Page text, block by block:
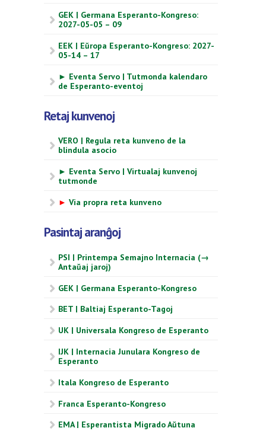
GEK | Germana Esperanto-Kongreso:
2027-05-05 – 09
EEK | Eŭropa Esperanto-Kongreso: 2027-
05-14 – 17
► Eventa Servo | Tutmonda kalendaro
de Esperanto-eventoj
Retaj kunvenoj
VERO | Regula reta kunveno de la
blindula asocio
► Eventa Servo | Virtualaj kunvenoj
tutmonde
► Via propra reta kunveno
Pasintaj aranĝoj
PSI | Printempa Semajno Internacia (→
Antaŭaj jaroj)
GEK | Germana Esperanto-Kongreso
BET | Baltiaj Esperanto-Tagoj
UK | Universala Kongreso de Esperanto
IJK | Internacia Junulara Kongreso de
Esperanto
Itala Kongreso de Esperanto
Franca Esperanto-Kongreso
EMA | Esperantista Migrado Aŭtuna